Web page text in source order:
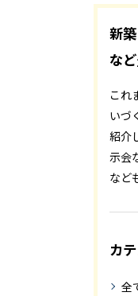
新
な
これ
いづ
紹介
示会
など
カ
全